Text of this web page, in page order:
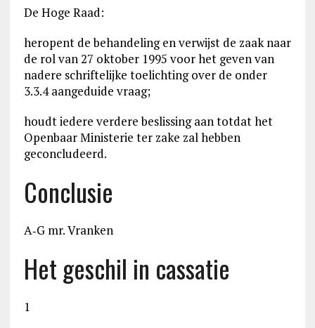
De Hoge Raad:
heropent de behandeling en verwijst de zaak naar
de rol van 27 oktober 1995 voor het geven van
nadere schriftelijke toelichting over de onder
3.3.4 aangeduide vraag;
houdt iedere verdere beslissing aan totdat het
Openbaar Ministerie ter zake zal hebben
geconcludeerd.
Conclusie
A‑G mr. Vranken
Het geschil in cassatie
1